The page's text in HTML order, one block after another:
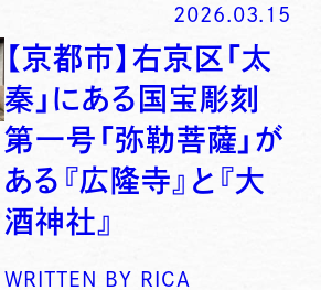
2026.03.15
【京都市】右京区「太
秦」にある国宝彫刻
第一号「弥勒菩薩」が
ある『広隆寺』と『大
酒神社』
WRITTEN BY RICA